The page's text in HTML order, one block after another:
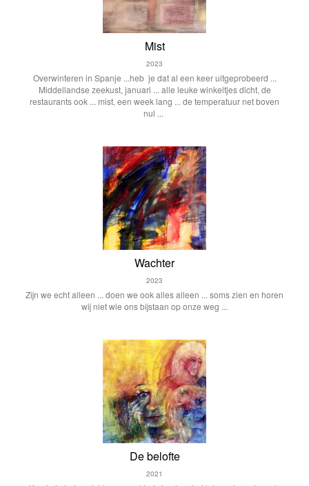
Mist
2023
Overwinteren in Spanje ...heb je dat al een keer uitgeprobeerd ...
Middellandse zeekust, januari ... alle leuke winkeltjes dicht, de
restaurants ook ... mist, een week lang ... de temperatuur net boven
nul ...
Wachter
2023
Zijn we echt alleen ... doen we ook alles alleen ... soms zien en horen
wij niet wie ons bijstaan op onze weg ...
De belofte
2021